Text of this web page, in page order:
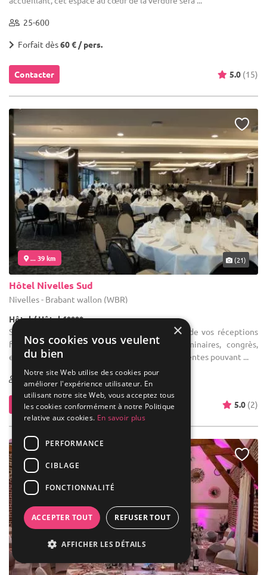
25-600
Forfait dès60 € / pers.
Contacter 5.0 (15)
... 39 km (21)
Hôtel Nivelles Sud
Nivelles - Brabant wallon (WBR)
Hôtel / Hôtel 4****
Salle des fêtes : Que ce soit pour la réussite de vos réceptions
familiales ou pour l'organisation de vos séminaires, congrès,
expositions, nos 15 salles modulables et polyvalentes pouvant ...
1-500 324 max
Contacter 5.0 (2)
×
Nos cookies vous veulent
du bien
Notre site Web utilise des cookies pour
améliorer l'expérience utilisateur. En
utilisant notre site Web, vous acceptez tous
les cookies conformément à notre Politique
relative aux cookies. En savoir plus
PERFORMANCE
CIBLAGE
FONCTIONNALITÉ
ACCEPTER TOUT REFUSER TOUT
AFFICHER LES DÉTAILS